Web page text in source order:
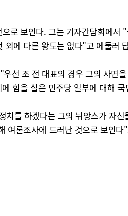
로 보인다. 그는 기자간담회에
외에 다른 왕도는 없다"고 에둘러
선 조 전 대표의 경우 그의 사면
힘을 실은 민주당 일부에 대해
를 하겠다는 그의 뉘앙스가 자
여론조사에 드러난 것으로 보인다